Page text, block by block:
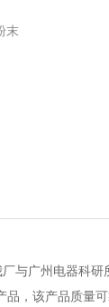
末
与广州电器科研
品，该产品质量